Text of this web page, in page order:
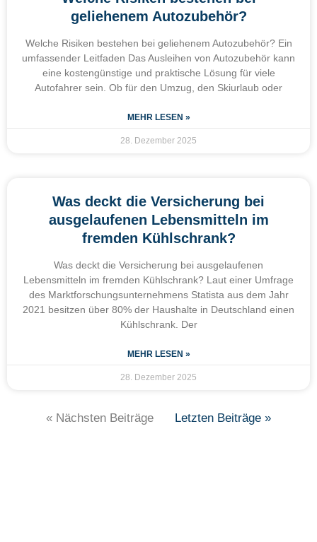
geliehenem Autozubehör?
Welche Risiken bestehen bei geliehenem Autozubehör? Ein
umfassender Leitfaden Das Ausleihen von Autozubehör kann
eine kostengünstige und praktische Lösung für viele
Autofahrer sein. Ob für den Umzug, den Skiurlaub oder
MEHR LESEN »
28. Dezember 2025
Was deckt die Versicherung bei
ausgelaufenen Lebensmitteln im
fremden Kühlschrank?
Was deckt die Versicherung bei ausgelaufenen
Lebensmitteln im fremden Kühlschrank? Laut einer Umfrage
des Marktforschungsunternehmens Statista aus dem Jahr
2021 besitzen über 80% der Haushalte in Deutschland einen
Kühlschrank. Der
MEHR LESEN »
28. Dezember 2025
« Nächsten Beiträge Letzten Beiträge »